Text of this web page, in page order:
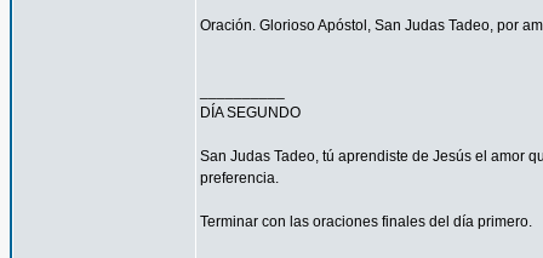
Oración. Glorioso Apóstol, San Judas Tadeo, por
DÍA SEGUNDO
San Judas Tadeo, tú aprendiste de Jesús el amor
preferencia.
Terminar con las oraciones finales del día primero.